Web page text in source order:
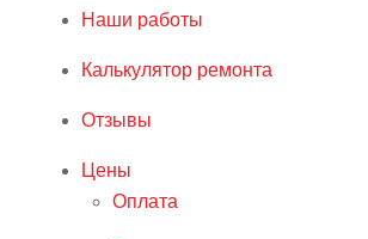
Наши работы
Калькулятор ремонта
Отзывы
Цены
Оплата